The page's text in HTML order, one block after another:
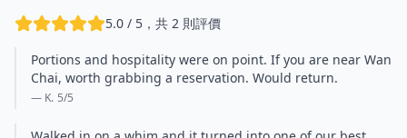
5.0 / 5，共 2 則評價
Portions and hospitality were on point. If you are near Wan
Chai, worth grabbing a reservation. Would return.
— K. 5/5